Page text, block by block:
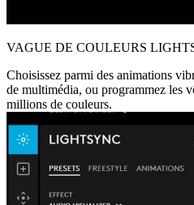
VAGUE DE COULEURS
Choisissez parmi des animations
de multimédia, ou programmez les
millions de couleurs.